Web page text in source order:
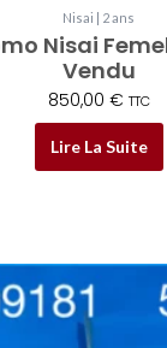
Nisai | 2 ans
Nisai
Vendu
850,00 € TTC
Lire La Suite